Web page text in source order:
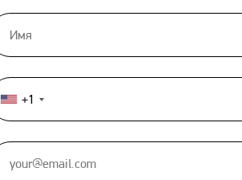
United
States
+1